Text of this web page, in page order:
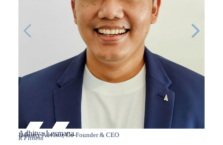
Adhitya Lesmana
Industry Advisor, Co-Founder & CEO
R Fitness